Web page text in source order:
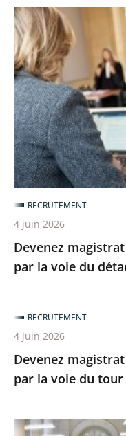
Devenez
magistrat
et
magistrate
administratif
par
la
voie
du
détachement
Devenez
par la voie du
RECRUTEMENT
4 juin 2026
Devenez
par la voie du
RECRUTEMENT
4 juin 2026
[Recrutement